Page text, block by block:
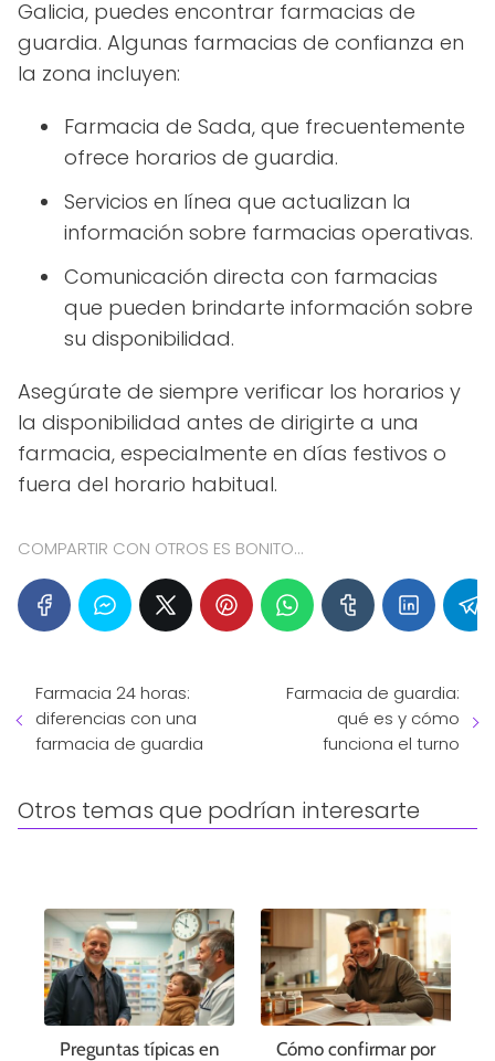
Galicia, puedes encontrar farmacias de
guardia. Algunas farmacias de confianza en
la zona incluyen:
Farmacia de Sada, que frecuentemente
ofrece horarios de guardia.
Servicios en línea que actualizan la
información sobre farmacias operativas.
Comunicación directa con farmacias
que pueden brindarte información sobre
su disponibilidad.
Asegúrate de siempre verificar los horarios y
la disponibilidad antes de dirigirte a una
farmacia, especialmente en días festivos o
fuera del horario habitual.
COMPARTIR CON OTROS ES BONITO...
Farmacia 24 horas:
diferencias con una
farmacia de guardia
Farmacia de guardia:
qué es y cómo
funciona el turno
Otros temas que podrían interesarte
Preguntas típicas en
Cómo confirmar por